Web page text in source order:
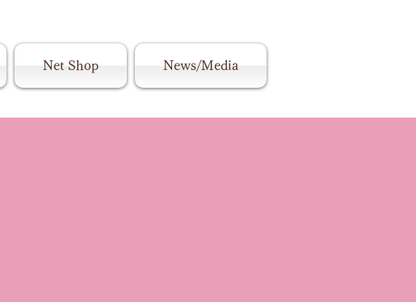
Net Shop News/Media